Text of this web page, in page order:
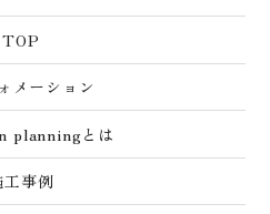
TOP
メーション
planningとは
工事例